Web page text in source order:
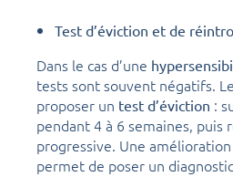
Test d’éviction et de
Dans le cas d’une
tests sont souvent négatifs.
proposer un test d’éviction :
pendant 4 à 6 semaines, puis
progressive. Une
permet de poser un